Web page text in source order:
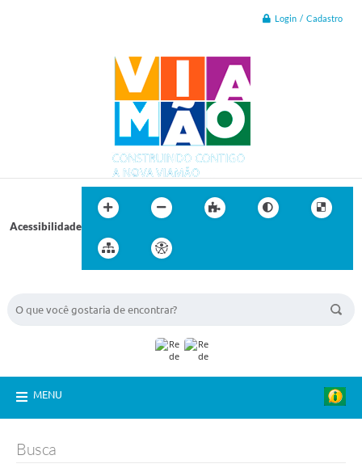
Login / Cadastro
Acessibilidade
MENU
Busca